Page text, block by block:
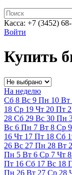
Касса: +7 (3452)
Войти
Купить
На неделю
Сб 8 Вс 9 Пн 10 Вт
18 Ср 19 Чт 20 Пт
28 Сб 29 Вс 30 Пн
Вс 6 Пн 7 Вт 8 Ср 9
16 Чт 17 Пт 18 Сб
26 Вс 27 Пн 28 Вт
Пн 5 Вт 6 Ср 7 Чт 8
Пт 16 Сб 17 Вс 18
Пн 26 Вт 27 Ср 28